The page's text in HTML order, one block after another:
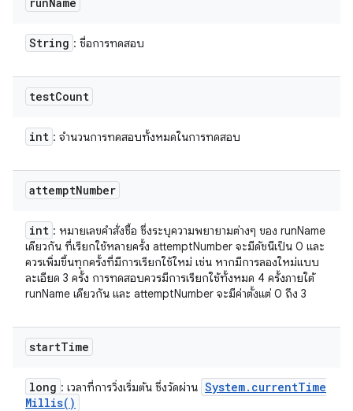
String : ชื่อการทดสอบ
testCount
int : จำนวนการทดสอบทั้งหมดในการทดสอบ
attemptNumber
int : หมายเลขคำสั่งซื้อ ซึ่งระบุความพยายามต่างๆ ของ runName
เดียวกัน ที่เรียกใช้หลายครั้ง attemptNumber จะมีดัชนีเป็น 0 และ
ควรเพิ่มขึ้นทุกครั้งที่มีการเรียกใช้ใหม่ เช่น หากมีการลองใหม่แบบ
ละเอียด 3 ครั้ง การทดสอบควรมีการเรียกใช้ทั้งหมด 4 ครั้งภายใต้
runName เดียวกัน และ attemptNumber จะมีค่าตั้งแต่ 0 ถึง 3
startTime
long : เวลาที่การวิ่งเริ่มต้น ซึ่งวัดผ่าน System. currentTime
Millis( )